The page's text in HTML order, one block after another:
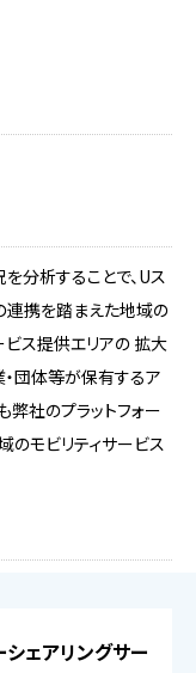
分析することで、Uス
携を踏まえた地域の
ビス提供エリアの 拡大
団体等が保有するア
弊社のプラットフォー
のモビリティサービス
ェアリングサー